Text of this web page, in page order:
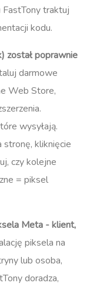
traktuj
kodu.
został poprawnie
darmowe
Web Store,
wysyłają.
stronę, kliknięcie
czy kolejne
= piksel
Meta - klient,
piksela na
lub osoba,
doradza,